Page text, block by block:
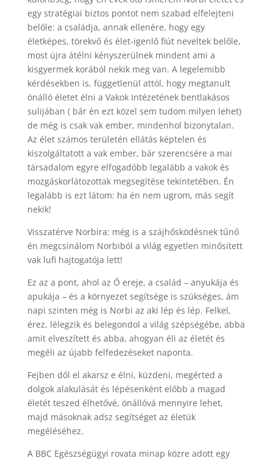
egy stratégiai biztos pontot nem szabad elfelejteni
belőle: a családja, annak ellenére, hogy egy
életképes, törekvő és élet-igenlő fiút neveltek belőle,
most újra átélni kényszerülnek mindent ami a
kisgyermek korából nekik meg van. A legelemibb
kérdésekben is, függetlenül attól, hogy megtanult
önálló életet élni a Vakok Intézetének bentlakásos
sulijában ( bár én ezt közel sem tudom milyen lehet)
de még is csak vak ember, mindenhol bizonytalan.
Az élet számos területén ellátás képtelen és
kiszolgáltatott a vak ember, bár szerencsére a mai
társadalom egyre elfogadóbb legalább a vakok és
mozgáskorlátozottak megsegítése tekintetében. Én
legalább is ezt látom: ha én nem ugrom, más segít
nekik!
Visszatérve Norbira: még is a szájhősködésnek tűnő
én megcsinálom Norbiból a világ egyetlen minősített
vak lufi hajtogatója lett!
Ez az a pont, ahol az Ő ereje, a család – anyukája és
apukája – és a környezet segítsége is szükséges, ám
napi szinten még is Norbi az aki lép és lép. Felkel,
érez, lélegzik és belegondol a világ szépségébe, abba
amit elveszített és abba, ahogyan éli az életét és
megéli az újabb felfedezéseket naponta.
Fejben dől el akarsz e élni, küzdeni, megérted a
dolgok alakulását és lépésenként előbb a magad
életét teszed élhetővé, önállóvá mennyire lehet,
majd másoknak adsz segítséget az életük
megéléséhez.
A BBC Egészségügyi rovata minap közre adott egy